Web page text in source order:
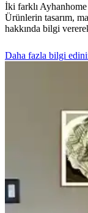
İki farklı Ayhanhome
Ürünlerin tasarım,
hakkında bilgi
Daha fazla bilgi